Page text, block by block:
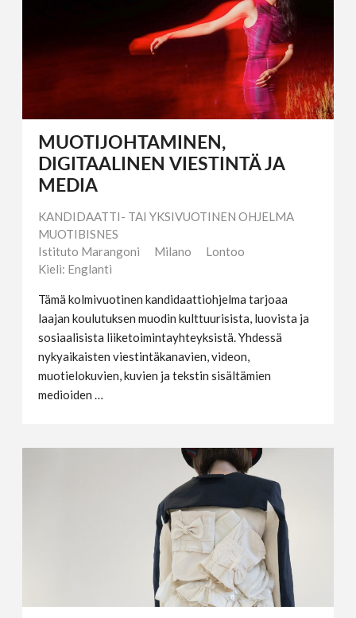
MUOTIJOHTAMINEN,
DIGITAALINEN VIESTINTÄ JA
MEDIA
KANDIDAATTI- TAI YKSIVUOTINEN OHJELMA
MUOTIBISNES
Istituto Marangoni
Milano
Lontoo
Kieli: Englanti
Tämä kolmivuotinen kandidaattiohjelma tarjoaa
laajan koulutuksen muodin kulttuurisista, luovista ja
sosiaalisista liiketoimintayhteyksistä. Yhdessä
nykyaikaisten viestintäkanavien, videon,
muotielokuvien, kuvien ja tekstin sisältämien
medioiden …